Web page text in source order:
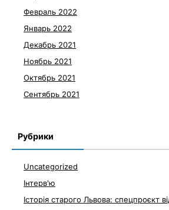
Февраль 2022
Январь 2022
Декабрь 2021
Ноябрь 2021
Октябрь 2021
Сентябрь 2021
Рубрики
Uncategorized
Інтерв'ю
Історія старого Львова: спецпроєкт